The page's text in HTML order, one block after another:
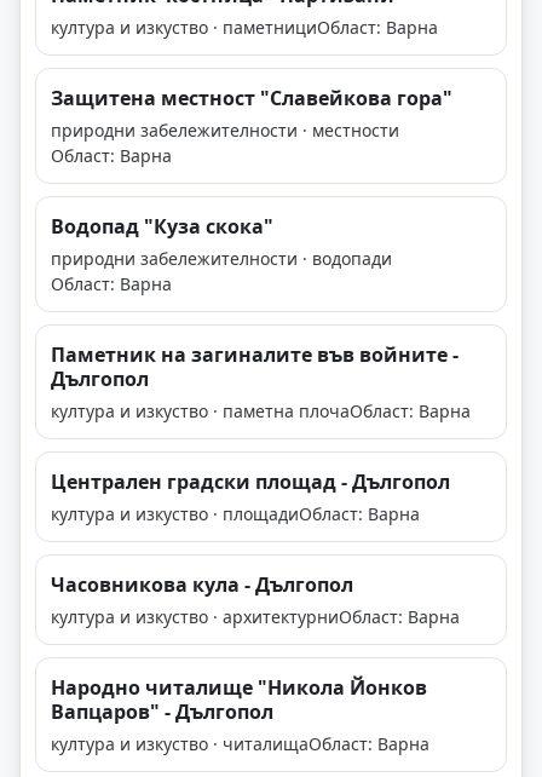
култура и изкуство · паметнициОбласт: Варна
Защитена местност "Славейкова гора"
природни забележителности · местности
Област: Варна
Водопад "Куза скока"
природни забележителности · водопади
Област: Варна
Паметник на загиналите във войните -
Дългопол
култура и изкуство · паметна плочаОбласт: Варна
Централен градски площад - Дългопол
култура и изкуство · площадиОбласт: Варна
Часовникова кула - Дългопол
култура и изкуство · архитектурниОбласт: Варна
Народно читалище "Никола Йонков
Вапцаров" - Дългопол
култура и изкуство · читалищаОбласт: Варна